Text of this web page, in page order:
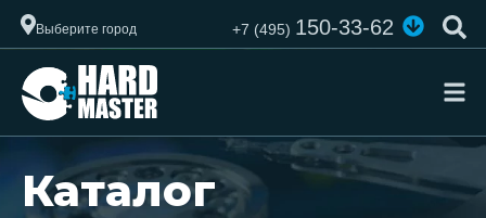
Выберите город +7 (495)150-33-62
Каталог